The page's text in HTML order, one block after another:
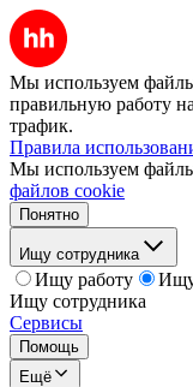
Мы используем
правильную работу
трафик.
Правила
Мы используем
файлов cookie
Понятно
Ищу сотрудника
Ищу работу
Ищу
Ищу сотрудника
Сервисы
Помощь
Ещё